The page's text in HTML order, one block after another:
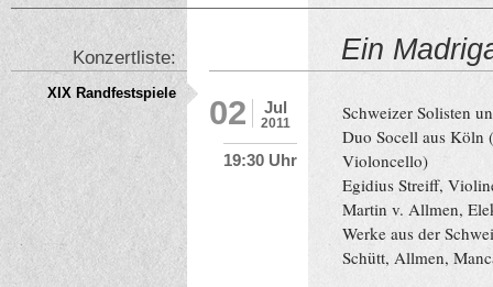
Ein
Jul
2011
02
19:30 Uhr
Schweizer Solisten
Duo Socell aus Köln
Violoncello)
Egidius Streiff,
Martin v. Allmen,
Werke aus der
Schütt, Allmen,
Konzertliste:
XIX Randfestspiele